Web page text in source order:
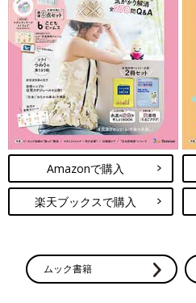
Amazonで購入
楽天ブックスで購入
ムック書籍